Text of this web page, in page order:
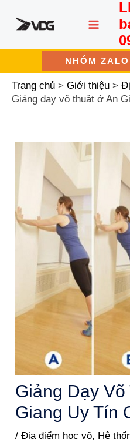
dung
MAIN
NHÓM
Trang chủ Giới thiệu
Giảng dạy võ thuật ở An
Giảng Dạy
Giang Uy Tín
/Địa điểm học võ, Hệ